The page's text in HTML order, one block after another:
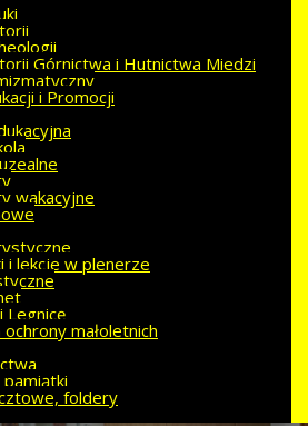
Górnictwa i Hutnictwa Miedzi
i Promocji
wakacyjne
i lekcje w plenerze
Legnicę
małoletnich
foldery